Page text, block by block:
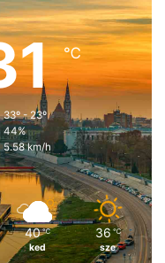
℃
33º - 23º
44%
5.58 km/h
40 ℃
ked
36 ℃
sze